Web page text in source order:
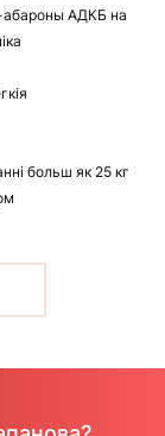
абароны АДКБ на
больш як 25 кг